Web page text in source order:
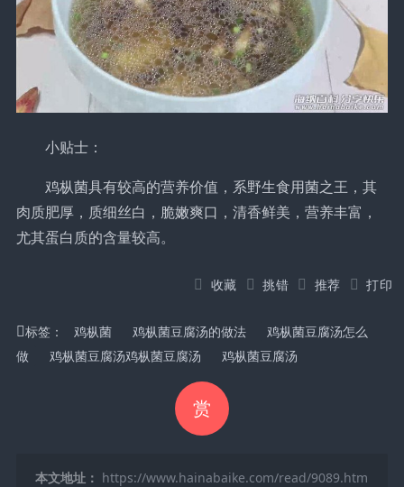
小贴士：
鸡枞菌具有较高的营养价值，系野生食用菌之王，其
肉质肥厚，质细丝白，脆嫩爽口，清香鲜美，营养丰富，
尤其蛋白质的含量较高。
收藏 挑错 推荐 打印
标签： 鸡枞菌 鸡枞菌豆腐汤的做法
鸡枞菌豆腐汤怎么
做
鸡枞菌豆腐汤鸡枞菌豆腐汤 鸡枞菌豆腐汤
赏
本文地址： https://www.hainabaike.com/read/9089.htm